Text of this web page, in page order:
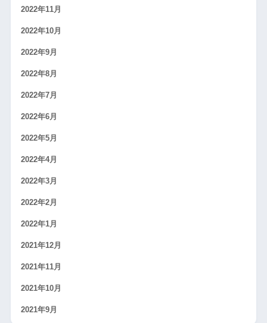
2022年11月
2022年10月
2022年9月
2022年8月
2022年7月
2022年6月
2022年5月
2022年4月
2022年3月
2022年2月
2022年1月
2021年12月
2021年11月
2021年10月
2021年9月